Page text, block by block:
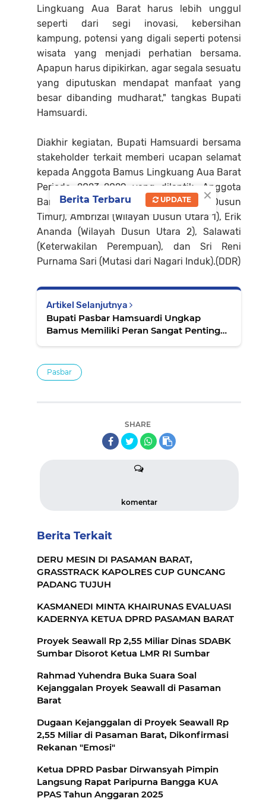
Lingkuang Aua Barat harus lebih unggul
seperti dari segi inovasi, kebersihan
kampung, potensi yang digali seperti potensi
wisata yang menjadi perhatian bersama.
Apapun harus dipikirkan, agar segala sesuatu
yang diputuskan mendapat manfaat yang
besar dibanding mudharat," tangkas Bupati
Hamsuardi.
Diakhir kegiatan, Bupati Hamsuardi bersama
stakeholder terkait memberi ucapan selamat
kepada Anggota Bamus Lingkuang Aua Barat
Periode 2023-2029 yang dilantik. Anggota
Bamus tersebut yakni Erman (Wilayah Dusun
Timur), Ambrizal (Wilayah Dusun Utara 1), Erik
Ananda (Wilayah Dusun Utara 2), Salawati
(Keterwakilan Perempuan), dan Sri Reni
Purnama Sari (Mutasi dari Nagari Induk).(DDR)
Artikel Selanjutnya
Bupati Pasbar Hamsuardi Ungkap
Bamus Memiliki Peran Sangat Penting
Pasbar
SHARE
komentar
Berita Terkait
DERU MESIN DI PASAMAN BARAT,
GRASSTRACK KAPOLRES CUP GUNCANG
PADANG TUJUH
KASMANEDI MINTA KHAIRUNAS EVALUASI
KADERNYA KETUA DPRD PASAMAN BARAT
Proyek Seawall Rp 2,55 Miliar Dinas SDABK
Sumbar Disorot Ketua LMR RI Sumbar
Rahmad Yuhendra Buka Suara Soal
Kejanggalan Proyek Seawall di Pasaman
Barat
Dugaan Kejanggalan di Proyek Seawall Rp
2,55 Miliar di Pasaman Barat, Dikonfirmasi
Rekanan "Emosi"
Ketua DPRD Pasbar Dirwansyah Pimpin
Langsung Rapat Paripurna Bangga KUA
PPAS Tahun Anggaran 2025
×
Berita Terbaru UPDATE